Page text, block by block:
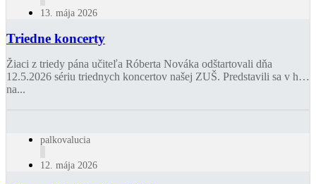
13. mája 2026
Triedne koncerty
Žiaci z triedy pána učiteľa Róberta Nováka odštartovali dňa
12.5.2026 sériu triednych koncertov našej ZUŠ. Predstavili sa v hre
na...
palkovalucia
12. mája 2026